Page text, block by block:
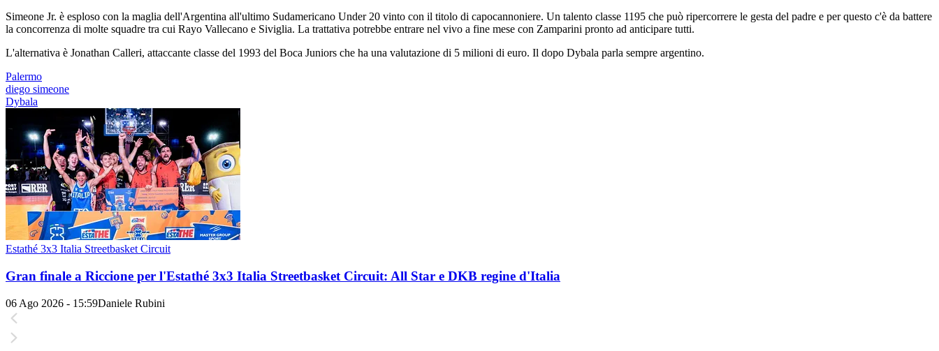
Simeone Jr. è esploso con la maglia dell'Argentina all'ultimo Sudamericano Under 20 vinto con il titolo di capocannoniere. Un talento classe 1195 che può ripercorrere le gesta del padre e per questo c'è da battere
la concorrenza di molte squadre tra cui Rayo Vallecano e Siviglia. La trattativa potrebbe entrare nel vivo a fine mese con Zamparini pronto ad anticipare tutti.
L'alternativa è Jonathan Calleri, attaccante classe del 1993 del Boca Juniors che ha una valutazione di 5 milioni di euro. Il dopo Dybala parla sempre argentino.
Palermo
diego simeone
Dybala
Estathé 3x3 Italia Streetbasket Circuit
Gran finale a Riccione per l'Estathé 3x3 Italia Streetbasket Circuit: All Star e DKB regine d'Italia
06 Ago 2026 - 15:59Daniele Rubini